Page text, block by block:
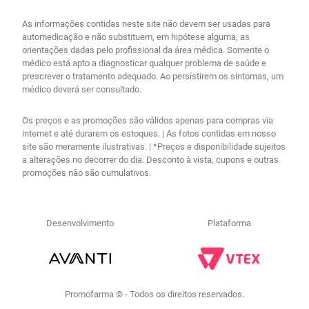
As informações contidas neste site não devem ser usadas para
automedicação e não substituem, em hipótese alguma, as
orientações dadas pelo profissional da área médica. Somente o
médico está apto a diagnosticar qualquer problema de saúde e
prescrever o tratamento adequado. Ao persistirem os sintomas, um
médico deverá ser consultado.
Os preços e as promoções são válidos apenas para compras via
internet e até durarem os estoques. | As fotos contidas em nosso
site são meramente ilustrativas. | *Preços e disponibilidade sujeitos
a alterações no decorrer do dia. Desconto à vista, cupons e outras
promoções não são cumulativos.
Desenvolvimento Plataforma
Promofarma © - Todos os direitos reservados.